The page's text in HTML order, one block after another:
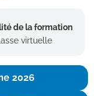
de la formation
virtuelle
2026